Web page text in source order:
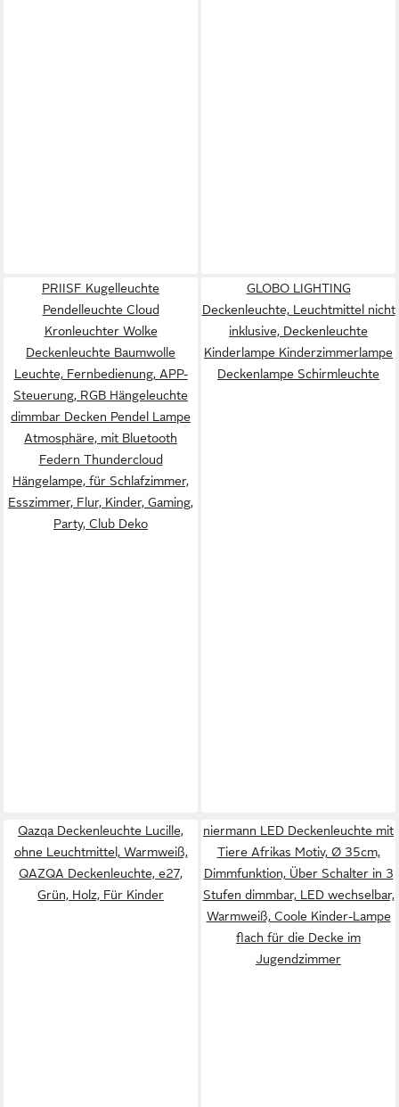
PRIISF Kugelleuchte
Pendelleuchte Cloud
Kronleuchter Wolke
Deckenleuchte Baumwolle
Leuchte, Fernbedienung, APP-
Steuerung, RGB Hängeleuchte
dimmbar Decken Pendel Lampe
Atmosphäre, mit Bluetooth
Federn Thundercloud
Hängelampe, für Schlafzimmer,
Esszimmer, Flur, Kinder, Gaming,
Party, Club Deko
GLOBO LIGHTING
Deckenleuchte, Leuchtmittel nicht
inklusive, Deckenleuchte
Kinderlampe Kinderzimmerlampe
Deckenlampe Schirmleuchte
Qazqa Deckenleuchte Lucille,
ohne Leuchtmittel, Warmweiß,
QAZQA Deckenleuchte, e27,
Grün, Holz, Für Kinder
niermann LED Deckenleuchte mit
Tiere Afrikas Motiv, Ø 35cm,
Dimmfunktion, Über Schalter in 3
Stufen dimmbar, LED wechselbar,
Warmweiß, Coole Kinder-Lampe
flach für die Decke im
Jugendzimmer